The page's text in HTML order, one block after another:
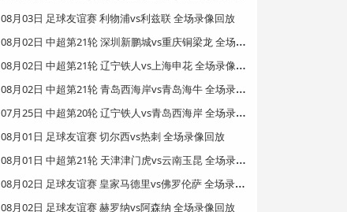
08月03日 足球友谊赛 利物浦vs利兹联 全场录像回放
0
8月02日 中超第21轮 深圳新鹏城vs重庆铜梁龙 全场录像回放
0
8月02日 中超第21轮 辽宁铁人vs上海申花 全场录像回放
0
8月02日 中超第21轮 青岛西海岸vs青岛海牛 全场录像回放
0
7月25日 中超第20轮 辽宁铁人vs青岛西海岸 全场录像回放
08月01日 足球友谊赛 切尔西vs热刺 全场录像回放
0
8月01日 中超第21轮 天津津门虎vs云南玉昆 全场录像回放
0
8月02日 足球友谊赛 皇家马德里vs佛罗伦萨 全场录像回放
08月02日 足球友谊赛 赫罗纳vs阿森纳 全场录像回放